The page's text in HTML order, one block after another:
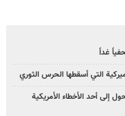
غداً
التي أسقطها الحرس الثوري
إلى أحد الأخطاء الأمريكية